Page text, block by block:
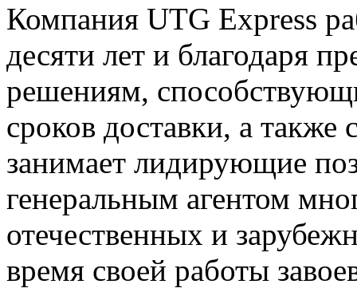
Компания UTG Express
десяти лет и благодаря
решениям,
сроков доставки, а
занимает лидирующие
генеральным агентом
отечественных и
время своей работы